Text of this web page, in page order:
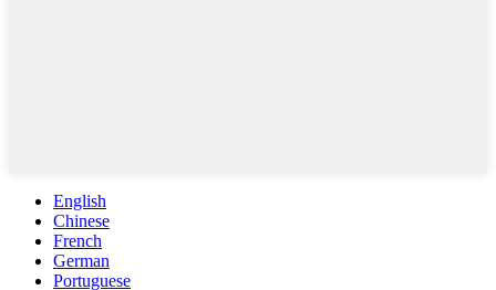
English
Chinese
French
German
Portuguese